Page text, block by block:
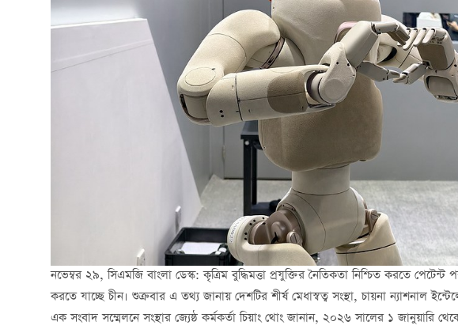
নভেম্বর ২৯, সিএমজি বাংলা ডেস্ক: কৃত্রিম বুদ্ধিমত্তা প্রযুক্তির নৈতিকতা নিশ্চিত করতে
করতে যাচ্ছে চীন। শুক্রবার এ তথ্য জানায় দেশটির শীর্ষ মেধাস্বত্ব সংস্থা, চায়না ন্যাশনাল
এক সংবাদ সম্মেলনে সংস্থার জ্যেষ্ঠ কর্মকর্তা চিয়াং থোং জানান, ২০২৬ সালের ১ জানুয়ারি